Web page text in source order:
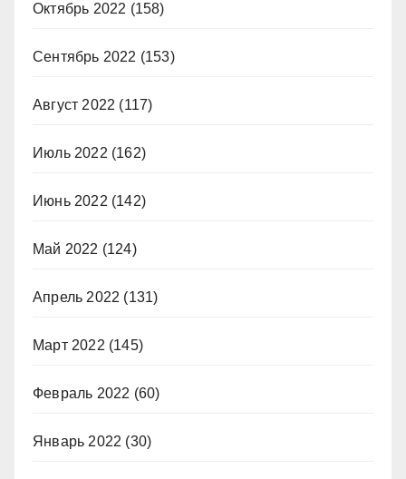
Октябрь 2022 (158)
Сентябрь 2022 (153)
Август 2022 (117)
Июль 2022 (162)
Июнь 2022 (142)
Май 2022 (124)
Апрель 2022 (131)
Март 2022 (145)
Февраль 2022 (60)
Январь 2022 (30)